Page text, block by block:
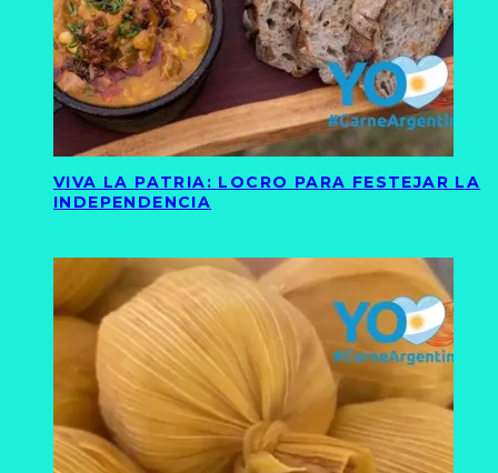
VIVA LA PATRIA: LOCRO PARA FESTEJAR LA
INDEPENDENCIA